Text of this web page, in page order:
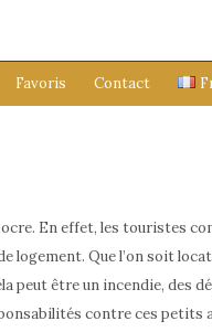
Favoris Contact
En effet, les touristes
logement. Que l’on soit
être un incendie, des
contre ces petits